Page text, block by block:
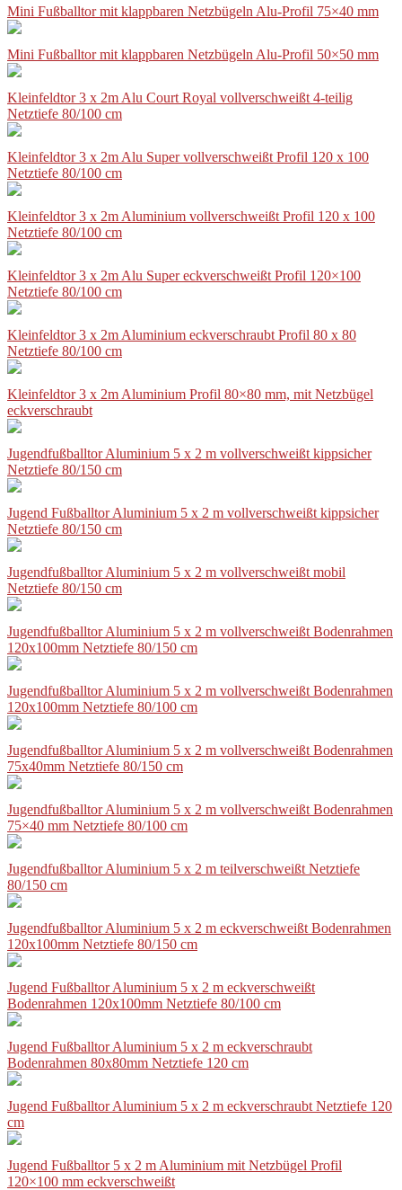
Mini Fußballtor mit klappbaren Netzbügeln Alu-Profil 75×40 mm
Mini Fußballtor mit klappbaren Netzbügeln Alu-Profil 50×50 mm
Kleinfeldtor 3 x 2m Alu Court Royal vollverschweißt 4-teilig
Netztiefe 80/100 cm
Kleinfeldtor 3 x 2m Alu Super vollverschweißt Profil 120 x 100
Netztiefe 80/100 cm
Kleinfeldtor 3 x 2m Aluminium vollverschweißt Profil 120 x 100
Netztiefe 80/100 cm
Kleinfeldtor 3 x 2m Alu Super eckverschweißt Profil 120×100
Netztiefe 80/100 cm
Kleinfeldtor 3 x 2m Aluminium eckverschraubt Profil 80 x 80
Netztiefe 80/100 cm
Kleinfeldtor 3 x 2m Aluminium Profil 80×80 mm, mit Netzbügel
eckverschraubt
Jugendfußballtor Aluminium 5 x 2 m vollverschweißt kippsicher
Netztiefe 80/150 cm
Jugend Fußballtor Aluminium 5 x 2 m vollverschweißt kippsicher
Netztiefe 80/150 cm
Jugendfußballtor Aluminium 5 x 2 m vollverschweißt mobil
Netztiefe 80/150 cm
Jugendfußballtor Aluminium 5 x 2 m vollverschweißt Bodenrahmen
120x100mm Netztiefe 80/150 cm
Jugendfußballtor Aluminium 5 x 2 m vollverschweißt Bodenrahmen
120x100mm Netztiefe 80/100 cm
Jugendfußballtor Aluminium 5 x 2 m vollverschweißt Bodenrahmen
75x40mm Netztiefe 80/150 cm
Jugendfußballtor Aluminium 5 x 2 m vollverschweißt Bodenrahmen
75×40 mm Netztiefe 80/100 cm
Jugendfußballtor Aluminium 5 x 2 m teilverschweißt Netztiefe
80/150 cm
Jugendfußballtor Aluminium 5 x 2 m eckverschweißt Bodenrahmen
120x100mm Netztiefe 80/150 cm
Jugend Fußballtor Aluminium 5 x 2 m eckverschweißt
Bodenrahmen 120x100mm Netztiefe 80/100 cm
Jugend Fußballtor Aluminium 5 x 2 m eckverschraubt
Bodenrahmen 80x80mm Netztiefe 120 cm
Jugend Fußballtor Aluminium 5 x 2 m eckverschraubt Netztiefe 120
cm
Jugend Fußballtor 5 x 2 m Aluminium mit Netzbügel Profil
120×100 mm eckverschweißt